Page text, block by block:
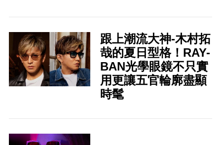
跟上潮流大神-木村拓
哉的夏日型格！RAY-
BAN光學眼鏡不只實
用更讓五官輪廓盡顯
時髦